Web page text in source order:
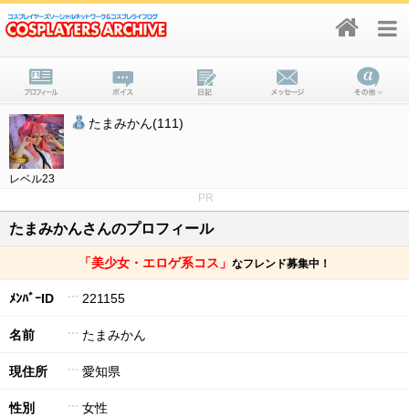
レベル23
たまみかん(111)
PR
たまみかんさんのプロフィール
「美少女・エロゲ系コス」 なフレンド募集中！
ﾒﾝﾊﾞｰID 221155
名前 たまみかん
現住所 愛知県
性別 女性